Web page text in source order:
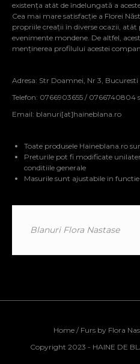
existența atât de îndelungată a
Cea mai mare satisfacție a Florei
propriile creații în diverse ocazii,
evenimente mondene. De altfel,
menținerea profilului acestei
Adresa: Str Doamnei, Nr 3, Bucuresti
Telefon: 0766903655 / 0766740804
Email: blanuri[at]haineblana.ro
Toate produsele Haineblana.ro
Preturile pot fi modificate
conditiile generale
Masurile sunt ajustabile in
Blanuri Flora Nastase
Home / Furs by Flora
Copyright 2023 - HAINE DE